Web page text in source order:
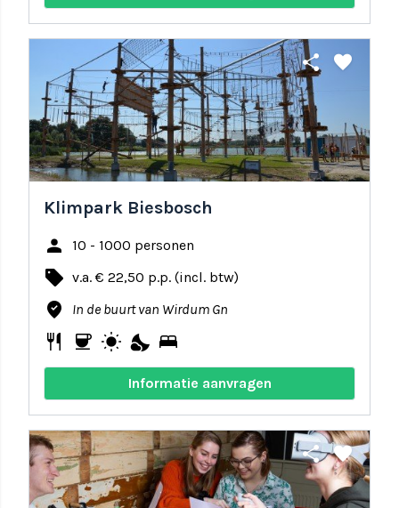
share favorite
Klimpark Biesbosch
person 10 - 1000 personen
local_offer v.a. € 22,50 p.p. (incl. btw)
where_to_vote In de buurt van Wirdum Gn
restaurant coffee wb_sunny nights_stay bed
Informatie aanvragen
share favorite